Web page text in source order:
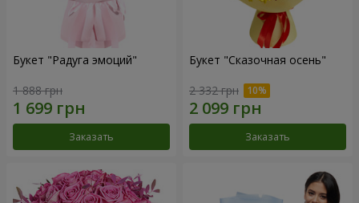
Букет "Радуга эмоций"
1 888 грн
Заказать
Букет "Сказочная осень"
2 332 грн
Заказать